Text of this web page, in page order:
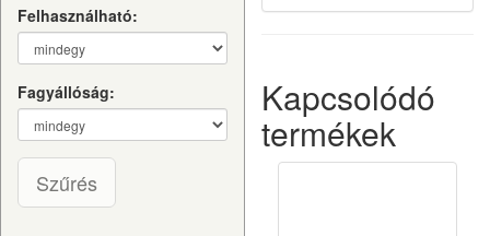
Felhasználható:
Fagyállóság:
Szűrés
Kapcsolódó
termékek